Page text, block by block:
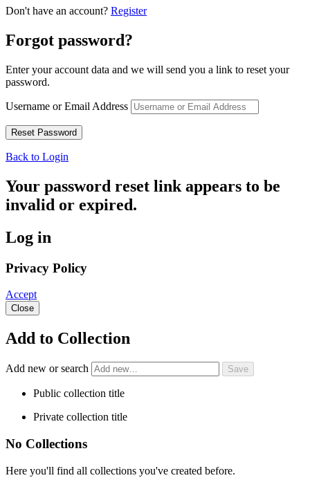
Don't have an account? Register
Forgot password?
Enter your account data and we will send you a link to reset your
password.
Username or Email Address
Back to Login
Your password reset link appears to be
invalid or expired.
Log in
Privacy Policy
Accept
Close
Add to Collection
Add new or search
Public collection title
Private collection title
No Collections
Here you'll find all collections you've created before.